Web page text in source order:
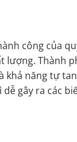
công của
Thành
năng tự
gây ra các